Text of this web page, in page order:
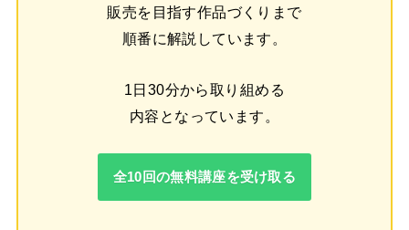
販売を目指す作品づくりまで
順番に解説しています。
1日30分から取り組める
内容となっています。
全10回の無料講座を受け取る